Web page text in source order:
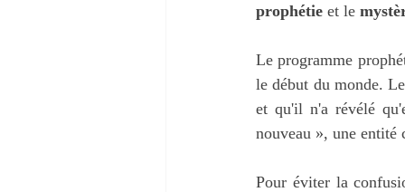
prophétie et le
Le programme
le début du monde.
et qu'il n'a révélé
nouveau », une entité
Pour éviter la